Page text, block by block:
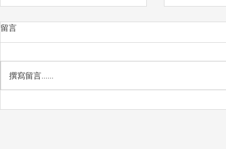
愛惜
留言
撰寫留言......